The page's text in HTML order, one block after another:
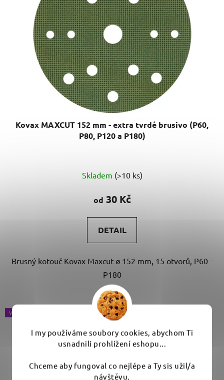
I my používáme soubory cookies, abychom Ti
usnadnili prohlížení eshopu...
Chceme aby fungoval co nejlépe a Ty sis užil/a
návštěvu.
Kovax MAXCUT 152 mm - extra tvrdé brusivo (P60,
P80, P120 a P180)
Skladem (>10 ks)
od 30 Kč
DETAIL
Brusný kotouč Kovax Maxcut ø 152 mm, 15 otvorů, P60 -
P180
VÝBĚR VARIANT